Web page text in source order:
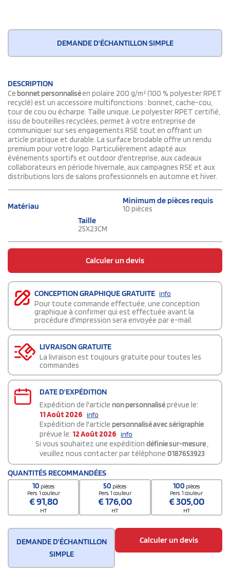
DEMANDE D'ÉCHANTILLON SIMPLE
DESCRIPTION
Ce bonnet personnaliséen polaire 200 g/m² (100 % polyester RPET
recyclé) est un accessoire multifonctions : bonnet, cache-cou,
tour de cou ou écharpe. Taille unique. Le polyester RPET certifié,
issu de bouteilles recyclées, permet à votre entreprise de
communiquer sur ses engagements RSE tout en offrant un
article pratique et durable. La surface brodable offre un rendu
premium pour votre logo. Particulièrement adapté aux
événements sportifs et outdoor d'entreprise, aux cadeaux
collaborateurs en période hivernale, aux campagnes RSE et aux
distributions lors de salons professionnels en automne et hiver.
Matériau
Minimum de pièces requis
10 pièces
Taille
25X23CM
Calculer un devis
CONCEPTION GRAPHIQUE GRATUITE info
Pour toute commande effectuée, une conception
graphique à confirmer qui est effectuée avant la
procédure d'impression sera envoyée par e-mail.
LIVRAISON GRATUITE
La livraison est toujours gratuite pour toutes les
commandes
DATE D'EXPÉDITION
Expédition de l'article non personnaliséprévue le:
11 Août 2026 info
Expédition de l'article personnalisé avec sérigraphie
prévue le: 12 Août 2026 info
Si vous souhaitez une expédition définie sur-mesure,
veuillez nous contacter par téléphone 0187653923
QUANTITÉS RECOMMANDÉES
10 pièces
Pers. 1 couleur
€91,80
HT
50 pièces
Pers. 1 couleur
€176,00
HT
100 pièces
Pers. 1 couleur
€305,00
HT
DEMANDE D'ÉCHANTILLON
SIMPLE
Calculer un devis